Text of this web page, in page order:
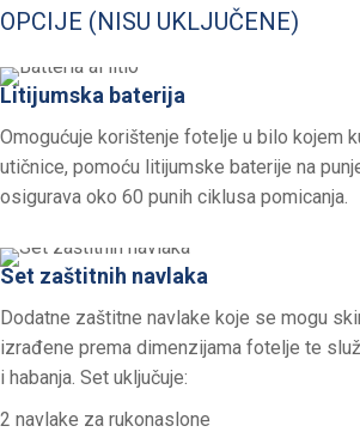
OPCIJE (NISU UKLJUČENE)
Litijumska baterija
Omogućuje korištenje fotelje u bilo kojem
utičnice, pomoću litijumske baterije na
osigurava oko 60 punih ciklusa pomicanja.
Set zaštitnih navlaka
Dodatne zaštitne navlake koje se mogu
izrađene prema dimenzijama fotelje te
i habanja. Set uključuje:
2 navlake za rukonaslone